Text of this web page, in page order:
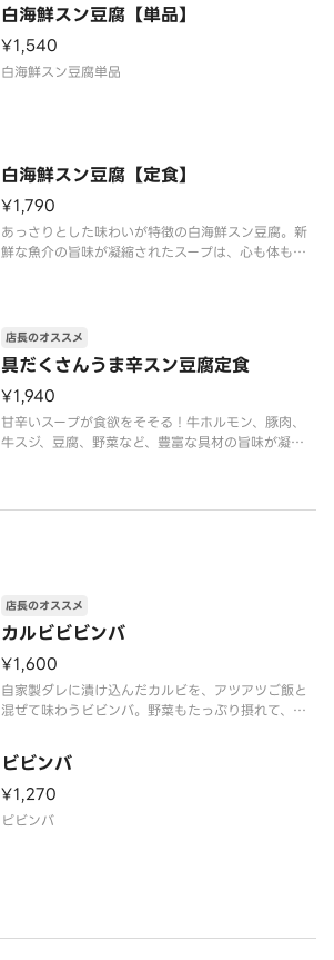
白海鮮スン豆腐【単品】
¥1,540
白海鮮スン豆腐単品
白海鮮スン豆腐【定食】
¥1,790
あっさりとした味わいが特徴の白海鮮スン豆腐。新
鮮な魚介の旨味が凝縮されたスープは、心も体も温
具だくさんうま辛スン豆腐定食
店長のオススメ
¥1,940
甘辛いスープが食欲をそそる！牛ホルモン、豚肉、
牛スジ、豆腐、野菜など、豊富な具材の旨味が凝縮
カルビビビンバ
店長のオススメ
¥1,600
自家製ダレに漬け込んだカルビを、アツアツご飯と
混ぜて味わうビビンバ。野菜もたっぷり摂れて、バ
ビビンバ
¥1,270
ピビンバ